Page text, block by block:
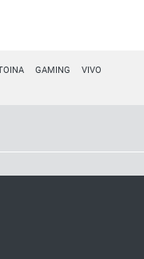
GAMING VIVO